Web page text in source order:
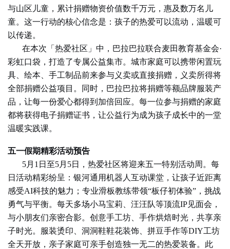
与山区儿童，累计捐赠物资价值数千万元，惠及数万名儿
童。这一行动的核心信念是：孩子的热爱可以流动，温暖可
以传递。
在本次「热爱社区」中，巴拉巴拉联合麦田教育基金会·
彩虹口袋，打造了专属公益集市。城市家庭可以携带闲置玩
具、绘本、手工制品前来参与义卖或直接捐赠，义卖所得将
全部捐赠公益项目。同时，巴拉巴拉将捐赠等额品牌服装产
品，让每一份爱心都得到加倍回应。每一位参与捐赠的家庭
都将获得电子捐赠证书，让公益行为成为孩子成长中的一堂
温暖实践课。
五一假期精彩活动预告
5月1日至5月5日，热爱社区将迎来五一特别活动周。每
日活动精彩纷呈：银河通用机器人互动课堂，让孩子近距离
感受AI科技的魅力；专业滑板教练带领“板仔初体验”，挑战
勇气与平衡。每天多场小马宝莉、汪汪队等顶流IP见面会，
与小朋友们亲密合影。 创意手工坊、手作烘焙时光，共享亲
子时光。服装烫印、洞洞鞋鞋花装饰、拼豆手作等DIY工坊
全天开放，亲子家庭可亲手创造独一无二的热爱装备。此